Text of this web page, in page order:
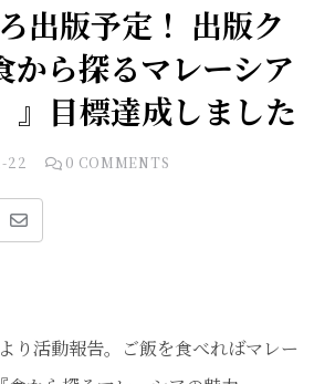
出版予定！ 出版ク
から探るマレーシア
』目標達成しました
22 0 COMMENTS
Share
り活動報告。ご飯を食べればマレー